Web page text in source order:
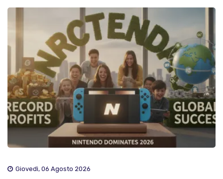
Giovedì, 06 Agosto 2026